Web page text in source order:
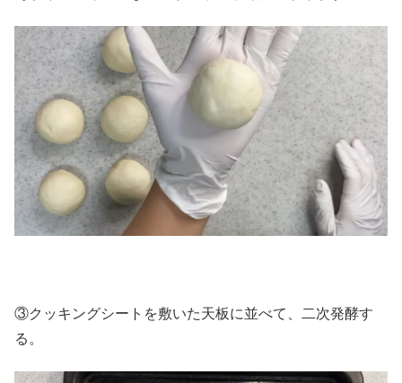
③クッキングシートを敷いた天板に並べて、二次発酵す
る。